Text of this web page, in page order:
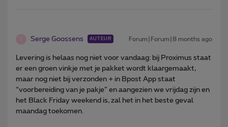
Serge Goossens AUTEUR Forum|Forum|8 months ago
Levering is helaas nog niet voor vandaag: bij Proximus staat
er een groen vinkje met je pakket wordt klaargemaakt,
maar nog niet bij verzonden + in Bpost App staat
“voorbereiding van je pakje” en aangezien we vrijdag zijn en
het Black Friday weekend is, zal het in het beste geval
maandag toekomen.